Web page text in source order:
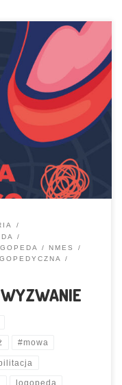
Logopedycznym w
do zabawy Naukowe
Zielonogórski
odpowiedź Logopedki
Zarząd Główny Śledź
Zadania
– […]
NMES
#mowa
logopeda